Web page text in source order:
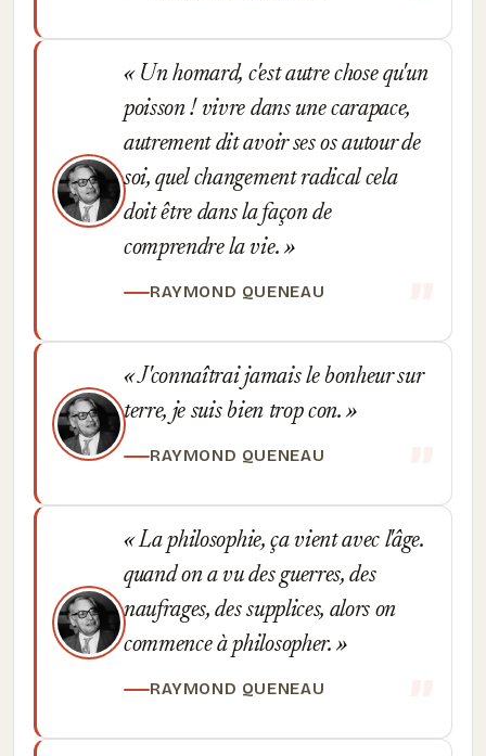
Un homard, c'est autre chose qu'un
poisson ! vivre dans une carapace,
autrement dit avoir ses os autour de
soi, quel changement radical cela
doit être dans la façon de
comprendre la vie.
RAYMOND QUENEAU
J'connaîtrai jamais le bonheur sur
terre, je suis bien trop con.
RAYMOND QUENEAU
La philosophie, ça vient avec l'âge.
quand on a vu des guerres, des
naufrages, des supplices, alors on
commence à philosopher.
RAYMOND QUENEAU